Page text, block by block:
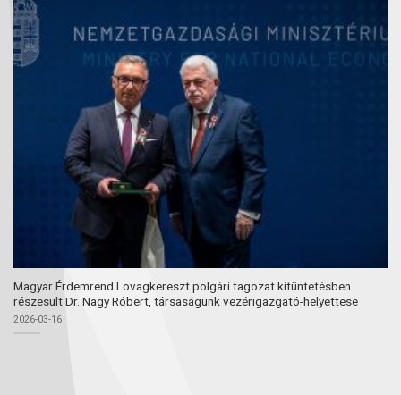
Magyar Érdemrend Lovagkereszt polgári tagozat kitüntetésben
részesült Dr. Nagy Róbert, társaságunk vezérigazgató-helyettese
2026-03-16